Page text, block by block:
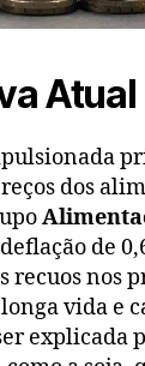
Atual
dos
de
recuos nos
vida e
explicada